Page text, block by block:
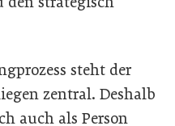
steht der
zentral. Deshalb
auch als Person